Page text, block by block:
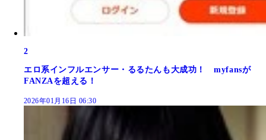
2
エロ系インフルエンサー・るるたんも大成功！ myfansが
FANZAを超える！
2026年01月16日 06:30